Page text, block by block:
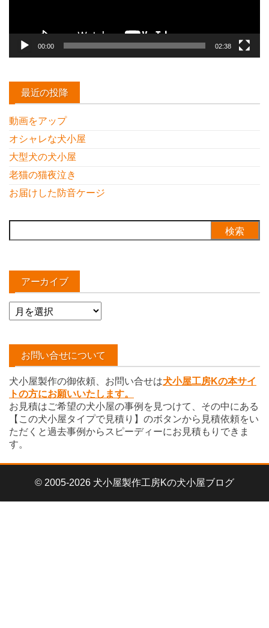
00:00 02:38
最近の投降
動画をアップ
オシャレな犬小屋
大型犬の犬小屋
老猫の猫夜泣き
お届けした防音ケージ
索:
アーカイブ
ア
ー
イ
お問い合せについて
犬小屋製作の御依頼、お問い合せは犬小屋工房Kの本サイ
トの方にお願いいたします。
お見積はご希望の犬小屋の事例を見つけて、その中にある
【この犬小屋タイプで見積り】のボタンから見積依頼をい
ただくと過去事例からスピーディーにお見積もりできま
す。
© 2005-2026 犬小屋製作工房Kの犬小屋ブログ